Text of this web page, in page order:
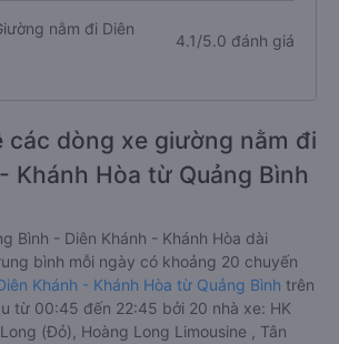
nằm đi Diên
4.1/5.0 đánh giá
các dòng xe giường nằm đi
Khánh Hòa từ Quảng Bình
Bình - Diên Khánh - Khánh Hòa dài
bình mỗi ngày có khoảng 20 chuyến
Khánh - Khánh Hòa từ Quảng Bình trên
từ 00:45 đến 22:45 bởi 20 nhà xe: HK
(Đỏ), Hoàng Long Limousine , Tân